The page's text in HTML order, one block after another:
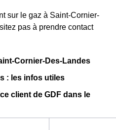
sur le gaz à Saint-Cornier-
pas à prendre contact
Cornier-Des-Landes
: les infos utiles
client de GDF dans le